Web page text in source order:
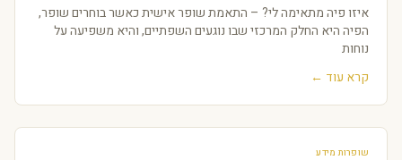
איזו פיה מתאימה לי? – התאמת שופר אישית כאשר בוחרים שופר,
הפיה היא החלק המרכזי שבו נוגעים השפתיים, והיא משפיעה על
נוחות
קרא עוד ←
שופרות מידע